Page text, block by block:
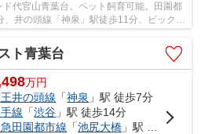
代官山青葉台。ペット飼育可能。田園都
井の頭線「神泉」駅徒歩11分、ビックタ
ト青葉台
万円
井の頭線 「神泉 」駅 徒歩7分
線 「渋谷 」駅 徒歩14分
田園都市線 「池尻大橋 」駅 徒歩12分